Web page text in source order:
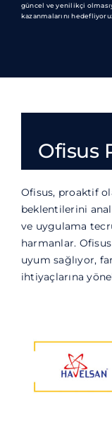
güncel ve yenilikçi
kazanmalarını
Ofisus
Ofisus, proaktif
beklentilerini
ve uygulama
harmanlar.
uyum sağlıyor,
ihtiyaçlarına